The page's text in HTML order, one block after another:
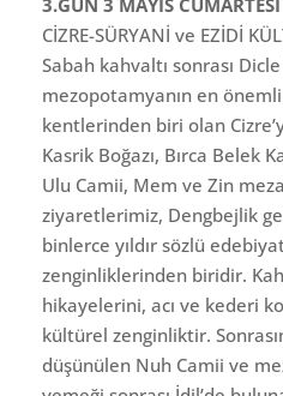
CİZRE-SÜRYANİ ve EZİDİ
Sabah kahvaltı sonrası
mezopotamyanın en
kentlerinden biri olan
Kasrik Boğazı, Bırca Belek
Ulu Camii, Mem ve Zin
ziyaretlerimiz, Dengbejlik
binlerce yıldır sözlü
zenginliklerinden biridir.
hikayelerini, acı ve kederi
kültürel zenginliktir.
düşünülen Nuh Camii ve